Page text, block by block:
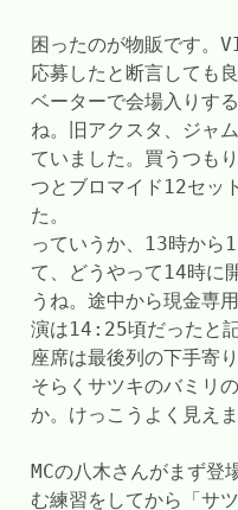
困ったのが物販です。
応募したと断言しても
ベーターで会場入りす
ね。旧アクスタ、ジャ
ていました。買うつも
つとブロマイド12セッ
た。
っていうか、13時から
て、どうやって14時に
うね。途中から現金専
演は14:25頃だったと記
座席は最後列の下手寄
そらくサツキのバミリ
か。けっこうよく見えま
MCの八木さんがまず登
む練習をしてから「サ